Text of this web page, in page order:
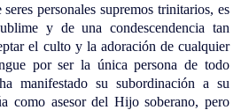
personales supremos trinitarios, es
y de una condescendencia tan
el culto y la adoración de cualquier
por ser la única persona de todo
manifestado su subordinación a su
como asesor del Hijo soberano, pero